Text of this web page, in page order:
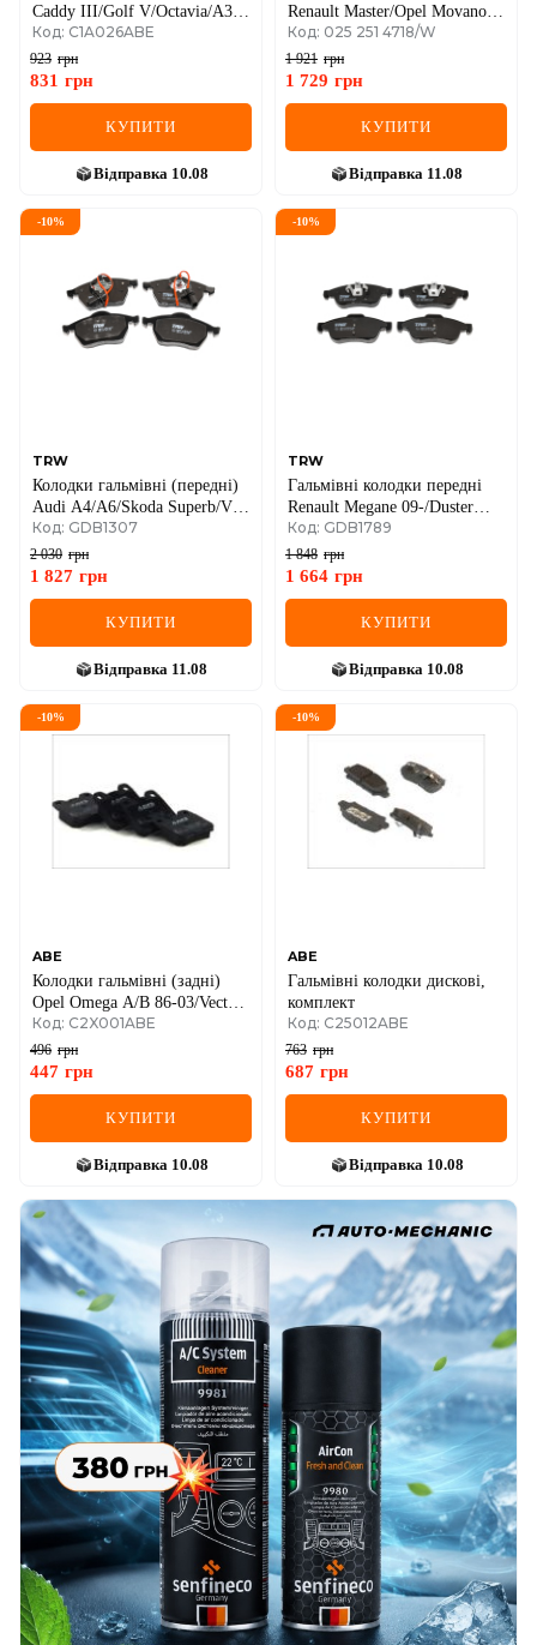
Caddy III/Golf V/Octavia/A3
03- (з датчиком)
Код: C1A026ABE
923 грн
831 грн
КУПИТИ
Відправка 10.08
Renault Master/Opel Movano
10-
Код: 025 251 4718/W
1 921 грн
1 729 грн
КУПИТИ
Відправка 11.08
-10%
TRW
Колодки гальмівні (передні)
Audi A4/A6/Skoda Superb/VW
Passat 1.9TDI/2.5TDI 95-
Код: GDB1307
2 030 грн
1 827 грн
КУПИТИ
Відправка 11.08
-10%
TRW
Гальмівні колодки передні
Renault Megane 09-/Duster
10-/Dokker 13-
Код: GDB1789
1 848 грн
1 664 грн
КУПИТИ
Відправка 10.08
-10%
ABE
Колодки гальмівні (задні)
Opel Omega A/B 86-03/Vectra
B 95-03/Senator A/B 84-93
Код: C2X001ABE
496 грн
447 грн
КУПИТИ
Відправка 10.08
-10%
ABE
Гальмівні колодки дискові,
комплект
Код: C25012ABE
763 грн
687 грн
КУПИТИ
Відправка 10.08